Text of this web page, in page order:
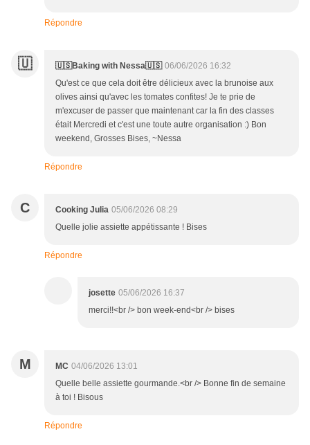
Répondre
🇺 🇺🇸Baking with Nessa🇺🇸 06/06/2026 16:32
Qu'est ce que cela doit être délicieux avec la brunoise aux
olives ainsi qu'avec les tomates confites! Je te prie de
m'excuser de passer que maintenant car la fin des classes
était Mercredi et c'est une toute autre organisation :) Bon
weekend, Grosses Bises, ~Nessa
Répondre
C Cooking Julia 05/06/2026 08:29
Quelle jolie assiette appétissante ! Bises
Répondre
josette 05/06/2026 16:37
merci!!<br /> bon week-end<br /> bises
M MC 04/06/2026 13:01
Quelle belle assiette gourmande.<br /> Bonne fin de semaine
à toi ! Bisous
Répondre